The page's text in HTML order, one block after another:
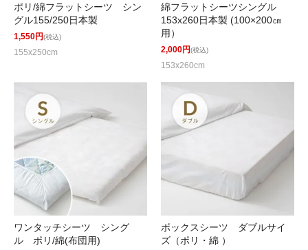
ポリ/綿フラットシーツ シン
グル155/250日本製
1,550円(税込)
155x250cm
綿フラットシーツシングル
153x260日本製 (100×200㎝
用）
2,000円(税込)
153x260cm
ワンタッチシーツ シング
ル ポリ/綿(布団用)
ボックスシーツ ダブルサイ
ズ（ポリ・綿 ）